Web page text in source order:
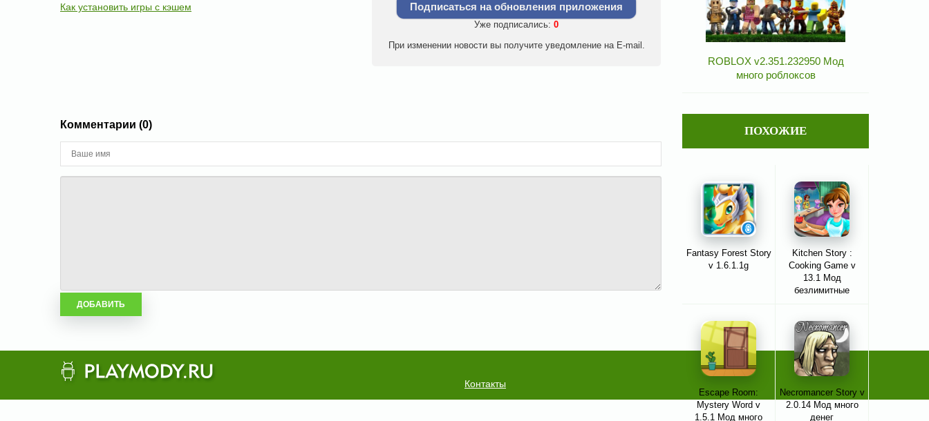
Как установить игры с кэшем Подписаться на обновления приложения
Уже подписались: 0
При изменении новости вы получите уведомление на E-mail.
Комментарии (0)
ROBLOX v2.351.232950 Мод
много роблоксов
ПОХОЖИЕ
Fantasy Forest Story
v 1.6.1.1g
Kitchen Story :
Cooking Game v
13.1 Мод
безлимитные
Escape Room:
Mystery Word v
1.5.1 Мод много
Necromancer Story v
2.0.14 Мод много
денег
Контакты